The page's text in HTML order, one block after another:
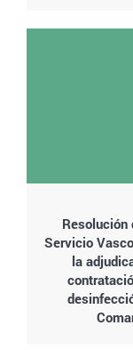
Resolución
Servicio
la